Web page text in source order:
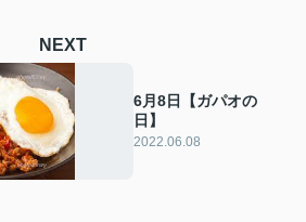
NEXT
6月8日【ガパオの
日】
2022.06.08